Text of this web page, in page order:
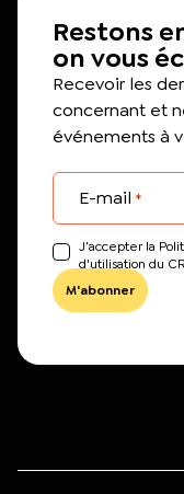
Restons
on vous
Recevoir les
concernant et
événements à
E-mail *
J’accepter la
d'utilisation du